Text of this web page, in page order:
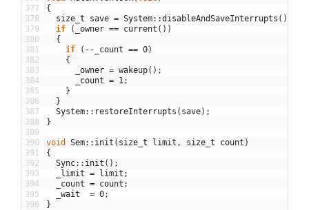
377
378
379
380
381
382
383
384
385
386
387
388
389
390
391
392
393
394
395
396
{
size t save = System::disableAndSaveInterrupts ( )
if
( _owner == current ( ) )
{
if
( -- _count == 0)
{
_owner = wakeup( ) ;
_count = 1;
}
}
System:: restoreInterrupts ( save) ;
}
void Sem:: init ( size t limit , size t count )
{
Sync:: init ( ) ;
_limit = limit ;
_count = count ;
_wait
= 0;
}